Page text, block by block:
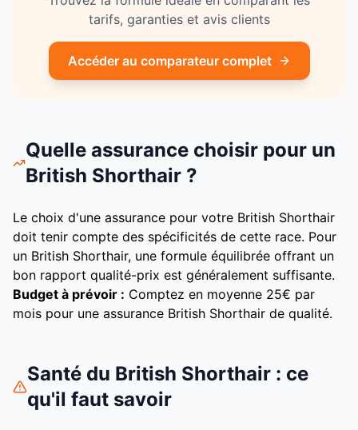
tarifs, garanties et avis clients
Accéder au comparateur complet
Quelle assurance choisir pour un
British Shorthair?
Le choix d'une assurance pour votre British Shorthair
doit tenir compte des spécificités de cette race. Pour
un British Shorthair, une formule équilibrée offrant un
bon rapport qualité-prix est généralement suffisante.
Budget à prévoir : Comptez en moyenne 25€ par
mois pour une assurance British Shorthair de qualité.
Santé du British Shorthair: ce
qu'il faut savoir